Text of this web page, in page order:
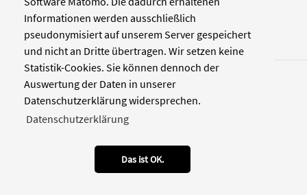
Informationen werden ausschließlich
pseudonymisiert auf unserem Server gespeichert
und nicht an Dritte übertragen. Wir setzen keine
Statistik-Cookies. Sie können dennoch der
Auswertung der Daten in unserer
Datenschutzerklärung widersprechen.
Datenschutzerklärung
Das ist OK.
www.zellwerk.com
Kontakt Datenschutz